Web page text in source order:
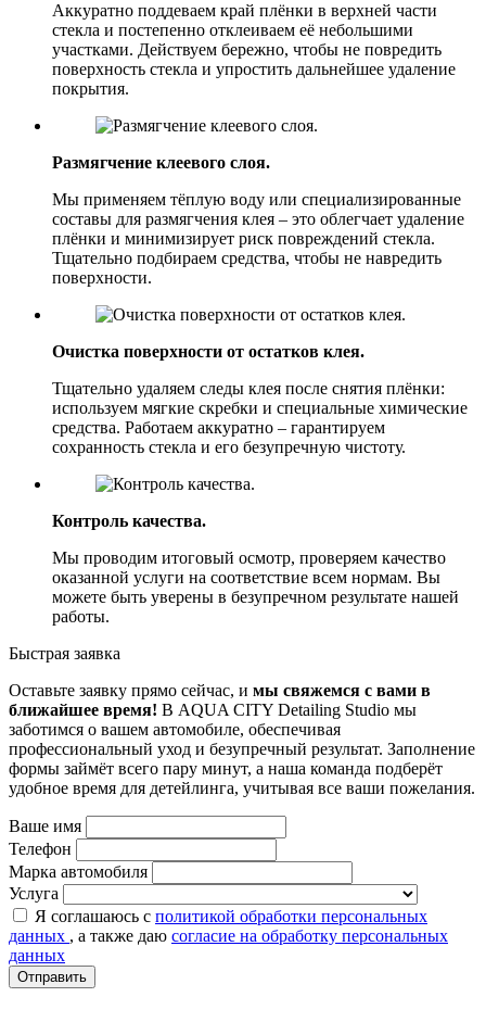
Аккуратно поддеваем край плёнки в верхней части
стекла и постепенно отклеиваем её небольшими
участками. Действуем бережно, чтобы не повредить
поверхность стекла и упростить дальнейшее удаление
покрытия.
Размягчение клеевого слоя.
Мы применяем тёплую воду или специализированные
составы для размягчения клея – это облегчает удаление
плёнки и минимизирует риск повреждений стекла.
Тщательно подбираем средства, чтобы не навредить
поверхности.
Очистка поверхности от остатков клея.
Тщательно удаляем следы клея после снятия плёнки:
используем мягкие скребки и специальные химические
средства. Работаем аккуратно – гарантируем
сохранность стекла и его безупречную чистоту.
Контроль качества.
Мы проводим итоговый осмотр, проверяем качество
оказанной услуги на соответствие всем нормам. Вы
можете быть уверены в безупречном результате нашей
работы.
Быстрая заявка
Оставьте заявку прямо сейчас, и мы свяжемся с вами в
ближайшее время! В AQUA CITY Detailing Studio мы
заботимся о вашем автомобиле, обеспечивая
профессиональный уход и безупречный результат. Заполнение
формы займёт всего пару минут, а наша команда подберёт
удобное время для детейлинга, учитывая все ваши пожелания.
Ваше имя
Телефон
Марка автомобиля
Услуга
Я соглашаюсь с политикой обработки персональных
данных , а также даю согласие на обработку персональных
данных
Отправить